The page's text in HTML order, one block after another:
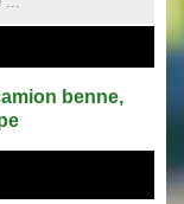
benne,